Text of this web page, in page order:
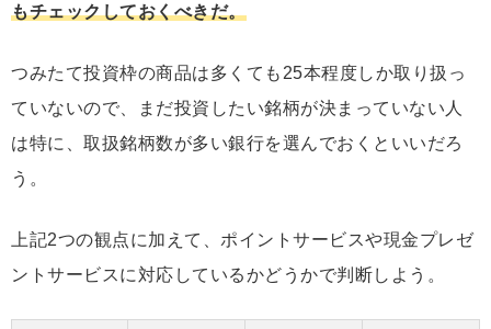
もチェックしておくべきだ。
つみたて投資枠の商品は多くても25本程度しか取り扱っ
ていないので、まだ投資したい銘柄が決まっていない人
は特に、取扱銘柄数が多い銀行を選んでおくといいだろ
う。
上記2つの観点に加えて、ポイントサービスや現金プレゼ
ントサービスに対応しているかどうかで判断しよう。